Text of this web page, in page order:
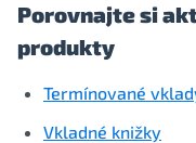
Porovnajte si
produkty
Termínované
Vkladné knižky